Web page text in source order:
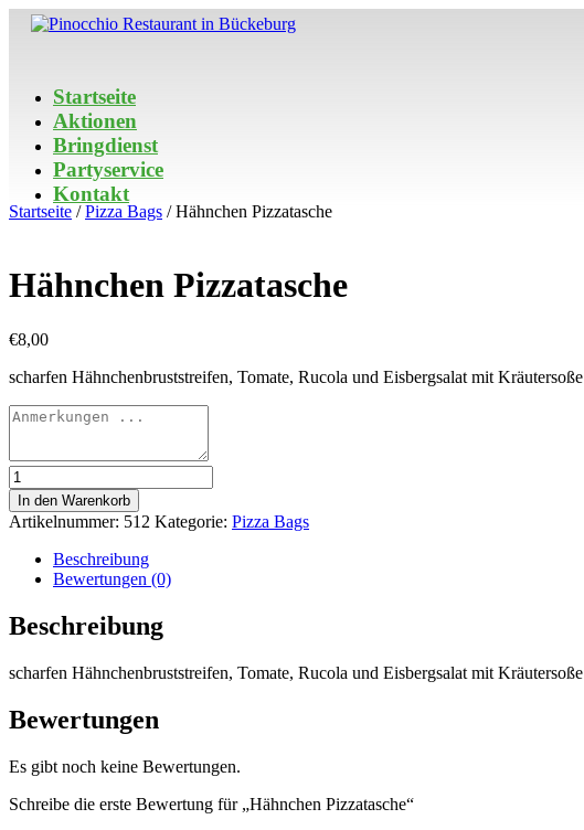
Startseite
Aktionen
Bringdienst
Partyservice
Kontakt
Startseite /Pizza Bags / Hähnchen Pizzatasche
Hähnchen Pizzatasche
€8,00
scharfen Hähnchenbruststreifen, Tomate, Rucola und Eisbergsalat mit Kräutersoße
Hähnchen
Pizzatasche
Menge
In den Warenkorb
Artikelnummer: 512 Kategorie: Pizza Bags
Beschreibung
Bewertungen (0)
Beschreibung
scharfen Hähnchenbruststreifen, Tomate, Rucola und Eisbergsalat mit Kräutersoße
Bewertungen
Es gibt noch keine Bewertungen.
Schreibe die erste Bewertung für „Hähnchen Pizzatasche“